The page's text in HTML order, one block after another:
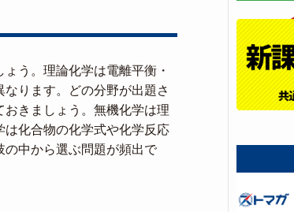
う。理論化学は電離平衡・
ります。どの分野が出題さ
きましょう。無機化学は理
化合物の化学式や化学反応
中から選ぶ問題が頻出で